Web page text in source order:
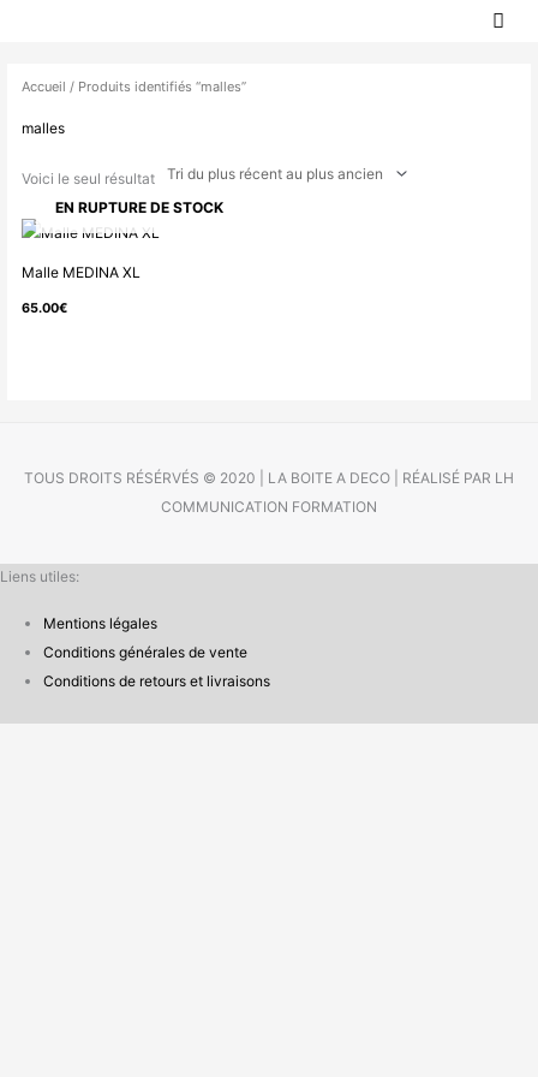
Accueil / Produits identifiés “malles”
malles
Voici le seul résultat
EN RUPTURE DE STOCK
Malle MEDINA XL
65.00€
TOUS DROITS RÉSÉRVÉS © 2020 | LA BOITE A DECO | RÉALISÉ PAR LH
COMMUNICATION FORMATION
Liens utiles:
Mentions légales
Conditions générales de vente
Conditions de retours et livraisons